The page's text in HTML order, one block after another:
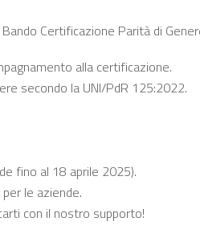
Certificazione Parità di
alla certificazione.
secondo la UNI/PdR 125:2022.
fino al 18 aprile 2025).
le aziende.
con il nostro supporto!